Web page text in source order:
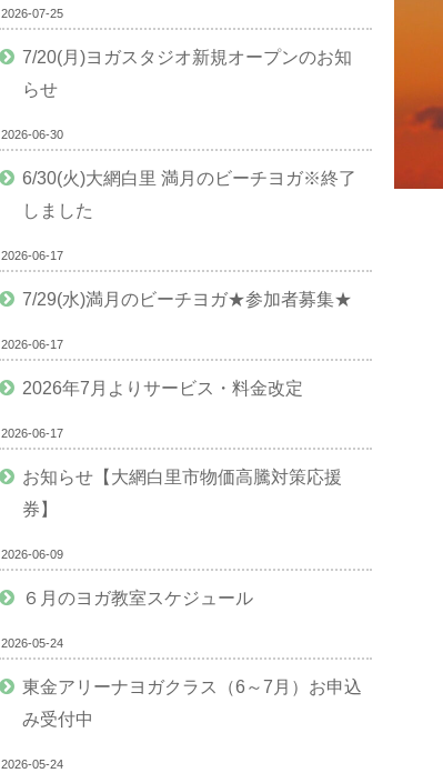
2026-07-25
7/20(月)ヨガスタジオ新規オープンのお知
らせ
2026-06-30
6/30(火)大網白里 満月のビーチヨガ※終了
しました
2026-06-17
7/29(水)満月のビーチヨガ★参加者募集★
2026-06-17
2026年7月よりサービス・料金改定
2026-06-17
お知らせ【大網白里市物価高騰対策応援
券】
2026-06-09
６月のヨガ教室スケジュール
2026-05-24
東金アリーナヨガクラス（6～7月）お申込
み受付中
2026-05-24